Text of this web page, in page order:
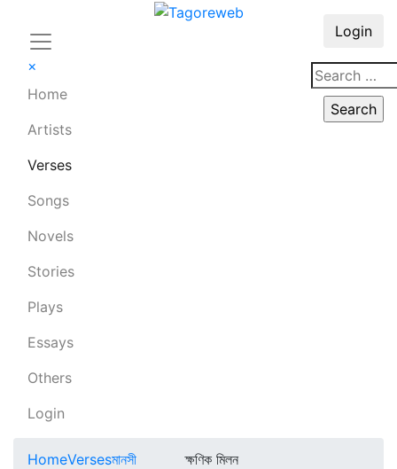
×
Home
Artists
Verses
Songs
Novels
Stories
Plays
Essays
Others
Login
Login
HomeVersesমানসী ক্ষণিক মিলন